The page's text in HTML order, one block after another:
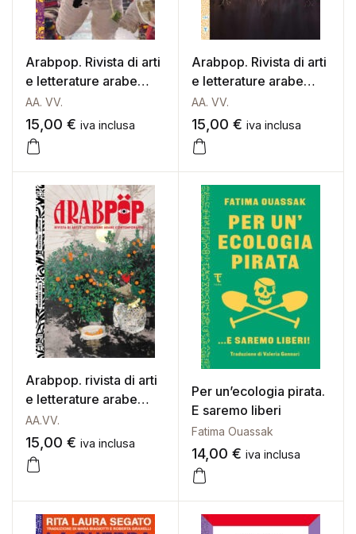
Arabpop. Rivista di arti
e letterature arabe
contemporanee
(2022) 2
AA. VV.
15,00 € iva inclusa
Arabpop. Rivista di arti
e letterature arabe
contemporanee 4
AA. VV.
15,00 € iva inclusa
Arabpop. rivista di arti
e letterature arabe
contemporanee
(2024). Vol. 6:
palestina
AA.VV.
15,00 € iva inclusa
Per un’ecologia pirata.
E saremo liberi
Fatima Ouassak
14,00 € iva inclusa